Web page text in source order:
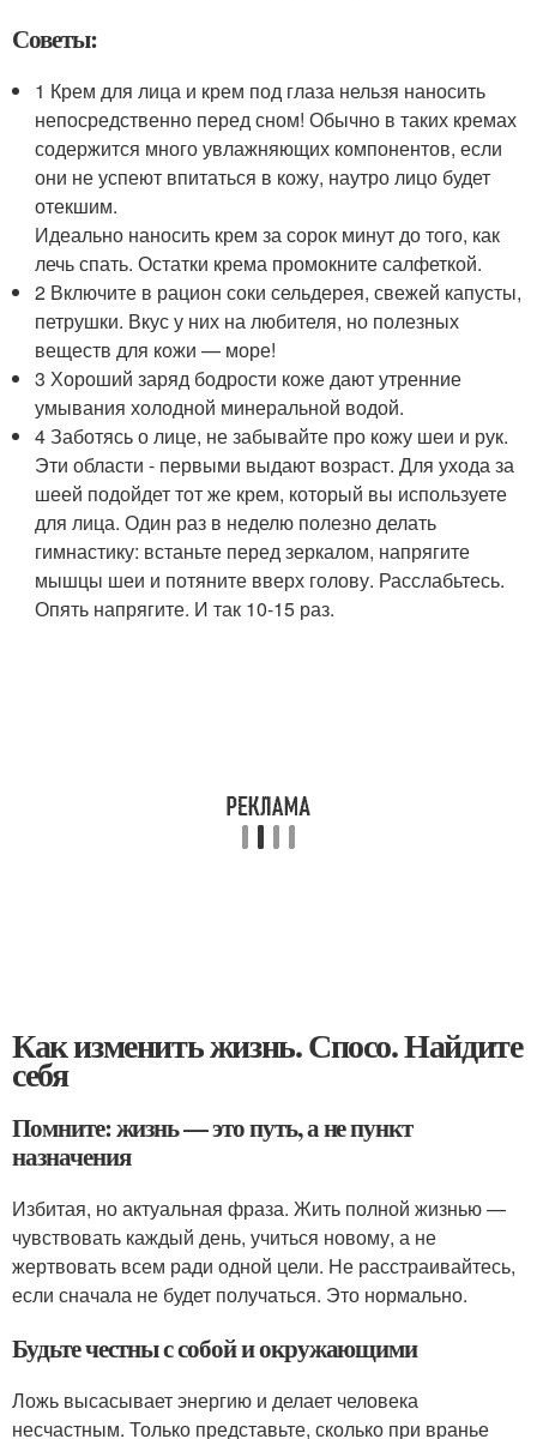
Советы:
1 Крем для лица и крем под глаза нельзя наносить
непосредственно перед сном! Обычно в таких кремах
содержится много увлажняющих компонентов, если
они не успеют впитаться в кожу, наутро лицо будет
отекшим.
Идеально наносить крем за сорок минут до того, как
лечь спать. Остатки крема промокните салфеткой.
2 Включите в рацион соки сельдерея, свежей капусты,
петрушки. Вкус у них на любителя, но полезных
веществ для кожи — море!
3 Хороший заряд бодрости коже дают утренние
умывания холодной минеральной водой.
4 Заботясь о лице, не забывайте про кожу шеи и рук.
Эти области - первыми выдают возраст. Для ухода за
шеей подойдет тот же крем, который вы используете
для лица. Один раз в неделю полезно делать
гимнастику: встаньте перед зеркалом, напрягите
мышцы шеи и потяните вверх голову. Расслабьтесь.
Опять напрягите. И так 10-15 раз.
Как изменить жизнь. Спосо. Найдите
себя
Помните: жизнь — это путь, а не пункт
назначения
Избитая, но актуальная фраза. Жить полной жизнью —
чувствовать каждый день, учиться новому, а не
жертвовать всем ради одной цели. Не расстраивайтесь,
если сначала не будет получаться. Это нормально.
Будьте честны с собой и окружающими
Ложь высасывает энергию и делает человека
несчастным. Только представьте, сколько при вранье